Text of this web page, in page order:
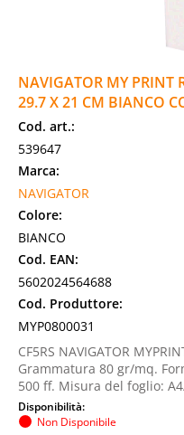
NAVIGATOR MY PRINT
29.7 X 21 CM BIANCO
Cod. art.:
539647
Marca:
NAVIGATOR
Colore:
BIANCO
Cod. EAN:
5602024564688
Cod. Produttore:
MYP0800031
CF5RS NAVIGATOR
Grammatura 80 gr/mq.
500 ff. Misura del foglio:
Disponibilità:
Non Disponibile